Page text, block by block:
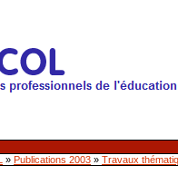
»Publications 2003 »Travaux